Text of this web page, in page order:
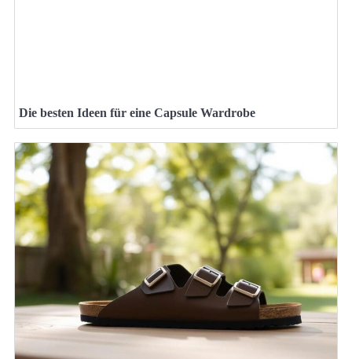
Die besten Ideen für eine Capsule Wardrobe